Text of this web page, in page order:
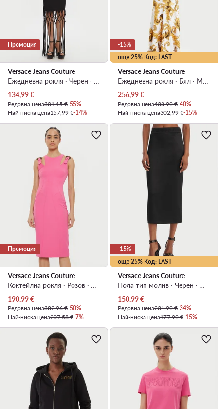
Промоция
Versace Jeans Couture
Ежедневна рокля · Черен · Миди
Актуална цена
134,99€
Редовна цена301,15 €-55%
Най-ниска цена157,99 €-14%
още 25% Код: LAST
-15%
Versace Jeans Couture
Ежедневна рокля · Бял · Макси
Актуална цена
256,99€
Редовна цена433,99 €-40%
Най-ниска цена302,99 €-15%
Промоция
Versace Jeans Couture
Коктейлна рокля · Розов · Миди
Актуална цена
190,99€
Редовна цена382,96 €-50%
Най-ниска цена207,58 €-7%
още 25% Код: LAST
-15%
Versace Jeans Couture
Пола тип молив · Черен · Миди
Актуална цена
150,99€
Редовна цена231,99 €-34%
Най-ниска цена177,99 €-15%